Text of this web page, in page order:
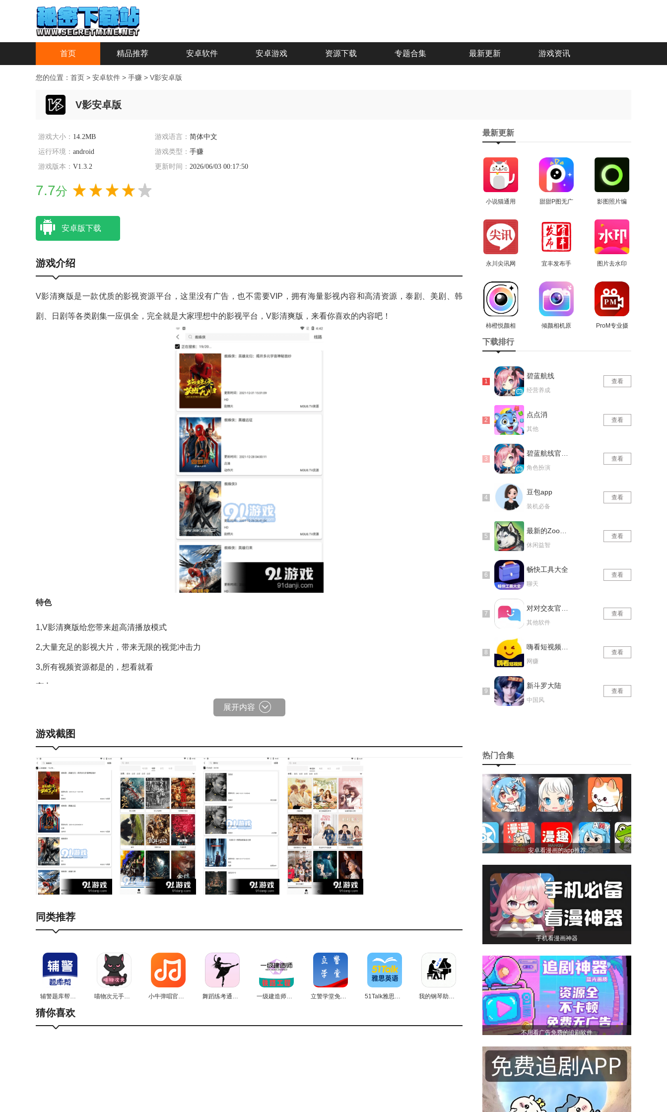
首页 精品推荐 安卓软件 安卓游戏 资源下载 专题合集 最新更新 游戏资讯
您的位置： 首页 > 安卓软件 > 手赚 > V影安卓版
V影安卓版
游戏大小： 14.2MB 游戏语言： 简体中文
运行环境： android 游戏类型： 手赚
游戏版本： V1.3.2 更新时间： 2026/06/03 00:17:50
7.7分
安卓版下载
游戏介绍
V影清爽版是一款优质的影视资源平台，这里没有广告，也不需要VIP，拥有海量影视内容和高清资源，泰剧、美剧、韩
剧、日剧等各类剧集一应俱全，完全就是大家理想中的影视平台，V影清爽版，来看你喜欢的内容吧！
特色
1,V影清爽版给您带来超高清播放模式
2,大量充足的影视大片，带来无限的视觉冲击力
3,所有视频资源都是的，想看就看
2,支持全站内容搜索，助您获取更多丰富的视频内容
3,支持多种分辨率的播放，为您带来更优质的视觉体验
小编点评
V影清爽版能为用户提供优质的影视内容，具备一键搜索功能，帮助用户迅速查找国内外各类精彩的电影和电视节目。
展开内容
游戏截图
同类推荐
辅警题库帮官方最新版 喵物次元手机免费版 小牛弹唱官方最新版 舞蹈练考通正版 一级建造师铁路工程专业题库安卓直装版 立警学堂免费版 51Talk雅思英语安卓免费版 我的钢琴助手正版
猜你喜欢
最新更新
小说猫通用
甜甜P图无广
影图照片编
永川尖讯网
宜丰发布手
图片去水印
版
柿橙悦颜相
机无广告版
查看
倾颜相机原
ProM专业摄
下载排行
碧蓝航线
经营养成
查看
点点消
其他
查看
角色扮演
查看
豆包app
装机必备
查看
休闲益智
查看
畅快工具大全
聊天
查看
其他软件
查看
网赚
查看
新斗罗大陆
中国风
查看
热门合集
安卓看漫画的app推荐
手机看漫画神器
不用看广告免费的追剧软件